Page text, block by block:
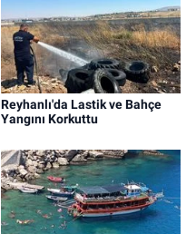
Reyhanlı'da Lastik ve Bahçe
Yangını Korkuttu